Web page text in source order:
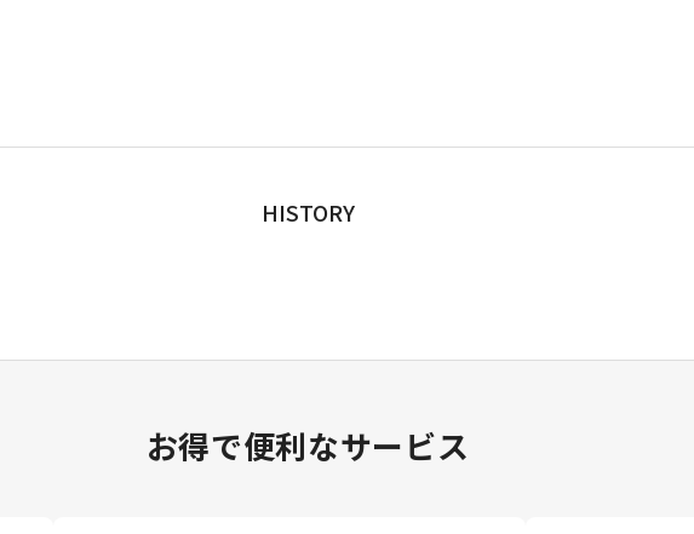
HISTORY
お得で便利なサービス